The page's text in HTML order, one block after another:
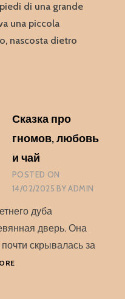
di una grande
una piccola
nascosta dietro
Сказка про
гномов, любовь
и чай
POSTED ON
14/02/2025 BYADMIN
дуба
дверь. Она
скрывалась за
СКАЗКА